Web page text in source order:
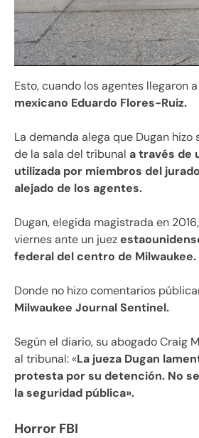
Esto, cuando los agentes llegaron
mexicano Eduardo Flores-Ruiz.
La demanda alega que Dugan hizo
de la sala del tribunal a través de
utilizada por miembros del
alejado de los agentes.
Dugan, elegida magistrada en
viernes ante un juez
federal del centro de Milwaukee.
Donde no hizo comentarios
Milwaukee Journal Sentinel.
Según el diario, su abogado Craig
al tribunal: «La jueza Dugan
protesta por su detención. No
la seguridad pública».
Horror FBI